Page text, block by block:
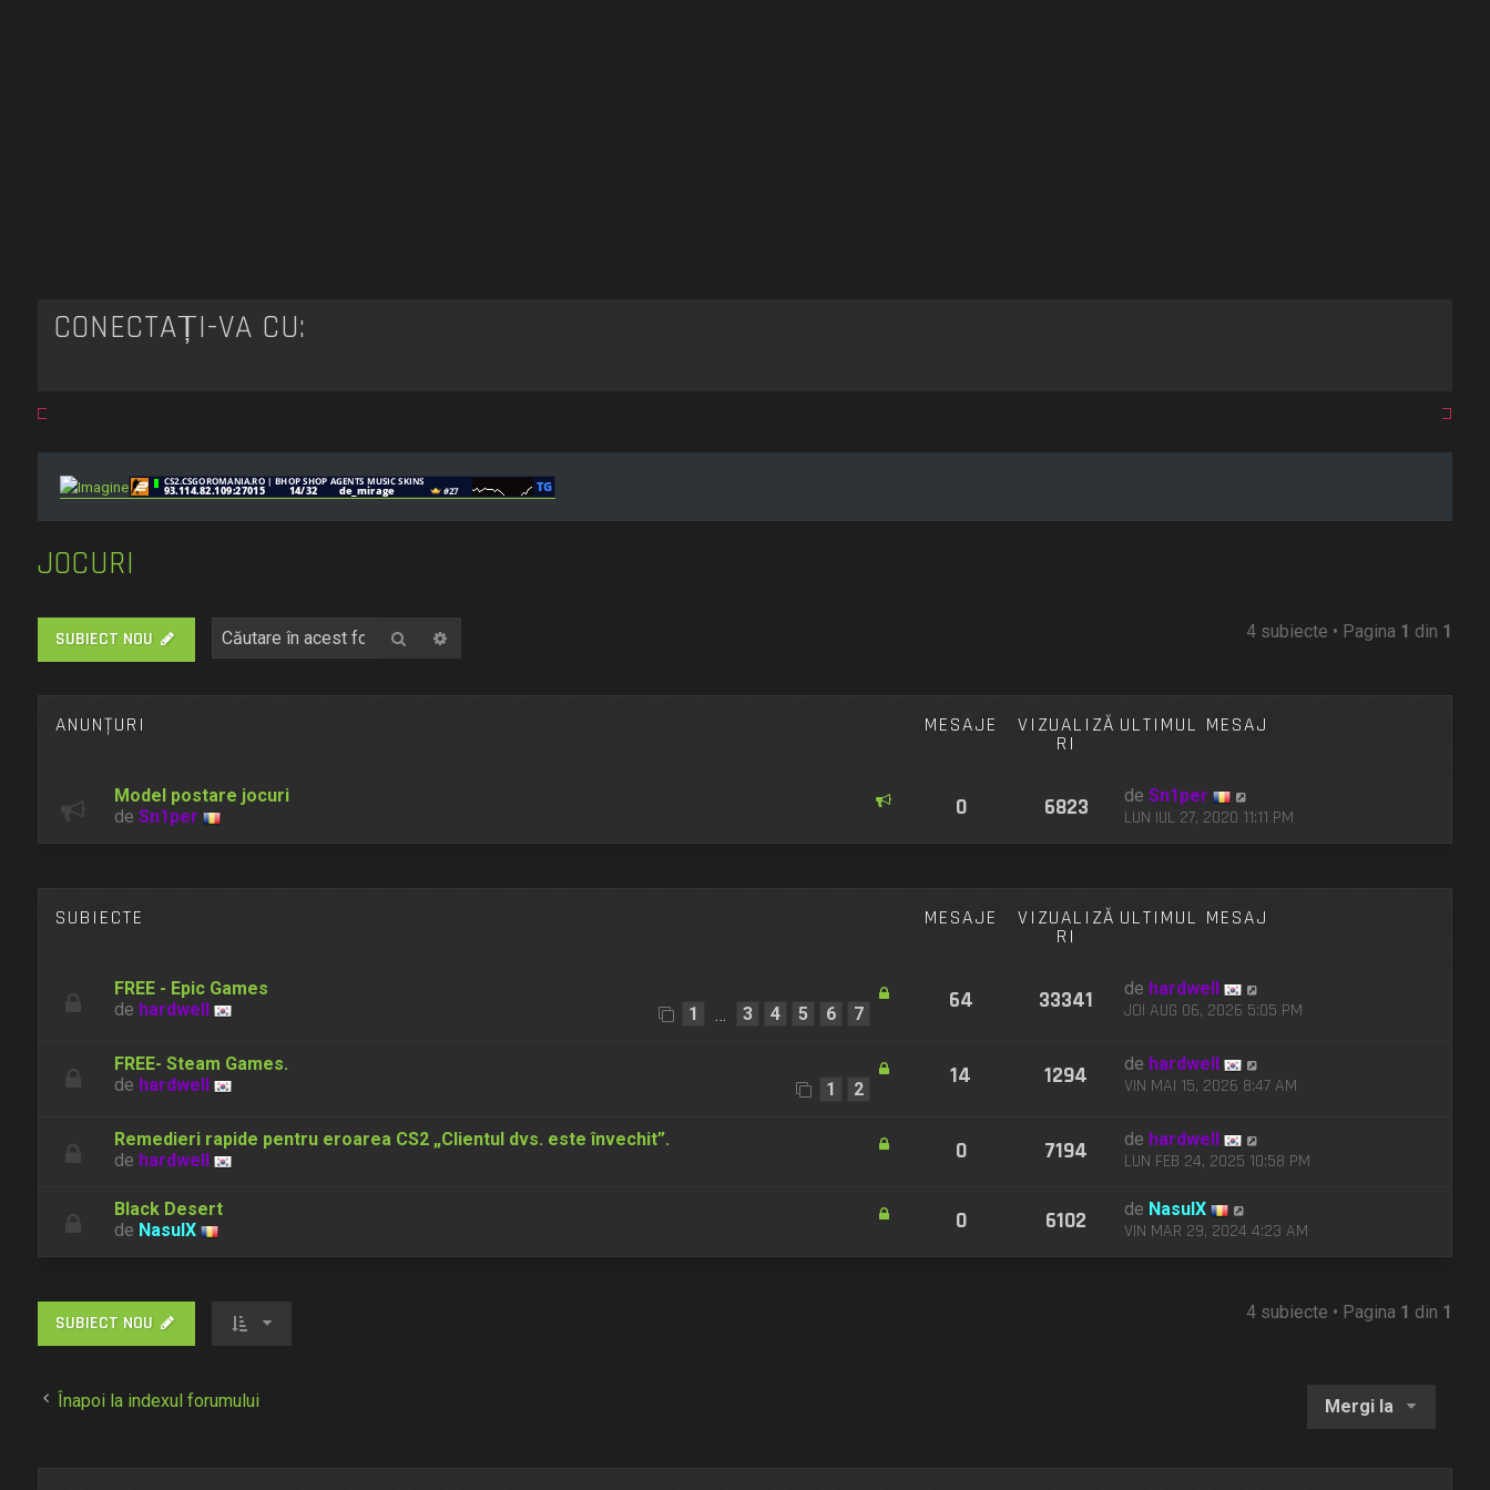
CONECTAȚI-VĂ CU:
JOCURI
SUBIECT NOU Căutare 4 subiecte • Pagina 1 din 1
ANUNŢURI MESAJE VIZUALIZĂ
RI
ULTIMUL MESAJ
Model postare jocuri
de Sn1per 0 6823 deSn1per
LUN IUL 27, 2020 11:11 PM
SUBIECTE MESAJE VIZUALIZĂ
RI
ULTIMUL MESAJ
FREE - Epic Games
de hardwell 1 … 3 4 5 6 7 64 33341 de hardwell
JOI AUG 06, 2026 5:05 PM
FREE- Steam Games.
de hardwell 1 2 14 1294 de hardwell
VIN MAI 15, 2026 8:47 AM
Remedieri rapide pentru eroarea CS2 „Clientul dvs. este învechit”.
de hardwell 0 7194 de hardwell
LUN FEB 24, 2025 10:58 PM
Black Desert
de NasulX 0 6102 de NasulX
VIN MAR 29, 2024 4:23 AM
SUBIECT NOU 4 subiecte • Pagina 1 din 1
Înapoi la indexul forumului Mergi la